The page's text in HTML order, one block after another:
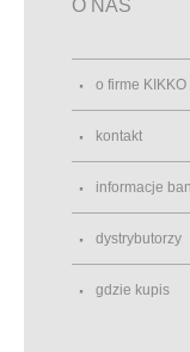
O NAS
o firme KIKKO
kontakt
informacje
dystrybutorzy
gdzie kupis